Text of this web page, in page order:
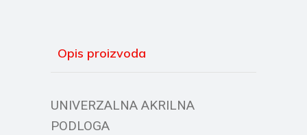
Opis proizvoda
UNIVERZALNA AKRILNA
PODLOGA